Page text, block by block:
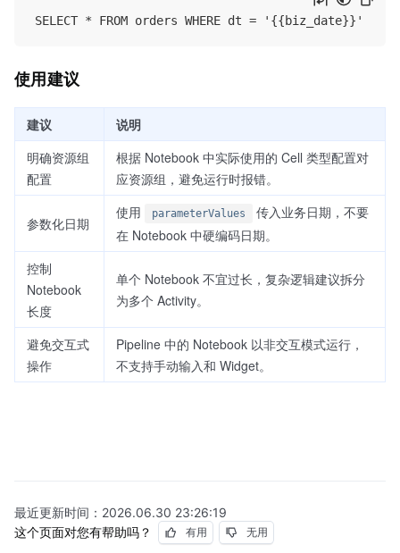
使用建议
建议
说明
明确资源组
配置
根据 Notebook 中实际使用的 Cell 类型配置对
应资源组，避免运行时报错。
参数化日期
使用 parameterValues
传入业务日期，不要
在 Notebook 中硬编码日期。
控制
Notebook
长度
单个 Notebook 不宜过长，复杂逻辑建议拆分
为多个 Activity。
避免交互式
操作
Pipeline 中的 Notebook 以非交互模式运行，
不支持手动输入和 Widget。
最近更新时间： 2026.06.30 23:26:19
这个页面对您有帮助吗？
有用 无用